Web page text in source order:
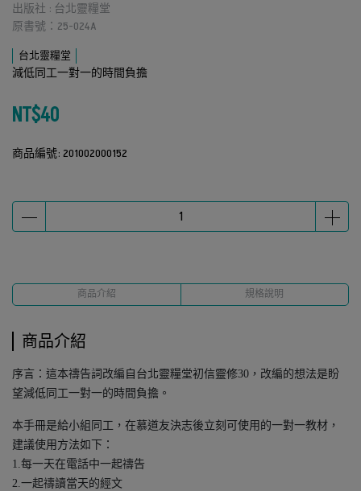
出版社 : 台北靈糧堂
原書號：25-024A
台北靈糧堂
減低同工一對一的時間負擔
NT$40
商品編號: 201002000152
商品介紹 規格說明
商品介紹
序言：這本禱告詞改編自台北靈糧堂初信靈修30，改編的想法是盼
望減低同工一對一的時間負擔。
本手冊是給小組同工，在慕道友決志後立刻可使用的一對一教材，
建議使用方法如下：
1.每一天在電話中一起禱告
2.一起禱讀當天的經文